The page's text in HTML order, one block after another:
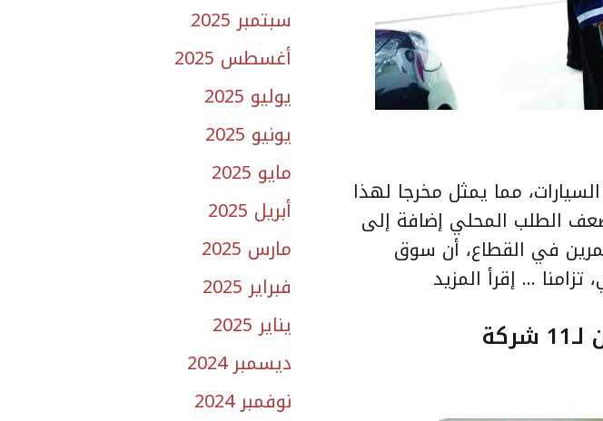
مما يمثل مخرجا لهذا
الطلب المحلي إضافة إلى
في القطاع، أن سوق
تزامنا … إقرأ المزيد
سبتمبر 2025
أغسطس 2025
يوليو 2025
يونيو 2025
مايو 2025
أبريل 2025
مارس 2025
فبراير 2025
يناير 2025
ديسمبر 2024
نوفمبر 2024